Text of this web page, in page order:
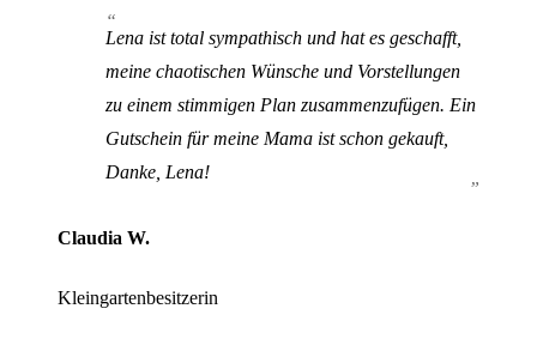
Lena ist total sympathisch und hat es geschafft,
meine chaotischen Wünsche und Vorstellungen
zu einem stimmigen Plan zusammenzufügen. Ein
Gutschein für meine Mama ist schon gekauft,
Danke, Lena!
Claudia W.
Kleingartenbesitzerin